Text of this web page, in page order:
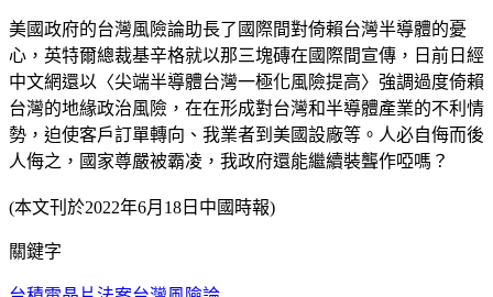
美國政府的台灣風險論助長了國際間對倚賴台灣半導體的憂
心，英特爾總裁基辛格就以那三塊磚在國際間宣傳，日前日經
中文網還以〈尖端半導體台灣一極化風險提高〉強調過度倚賴
台灣的地緣政治風險，在在形成對台灣和半導體產業的不利情
勢，迫使客戶訂單轉向、我業者到美國設廠等。人必自侮而後
人侮之，國家尊嚴被霸凌，我政府還能繼續裝聾作啞嗎？
(本文刊於2022年6月18日中國時報)
關鍵字